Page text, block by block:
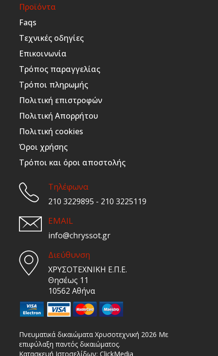
Προϊόντα
Faqs
Τεχνικές οδηγίες
Επικοινωνία
Τρόπος παραγγελίας
Τρόποι πληρωμής
Πολιτική επιστροφών
Πολιτική Απορρήτου
Πολιτική cookies
Όροι χρήσης
Τρόποι και όροι αποστολής
Τηλέφωνα
210 3229895 - 210 3225119
EMAIL
info@chryssot.gr
Διεύθυνση
ΧΡΥΣΟΤΕΧΝΙΚΗ Ε.Π.Ε.
Θησέως 11
10562 Αθήνα
Πνευματικά δικαιώματα Χρυσοτεχνική 2026 Με
επιφύλαξη παντός δικαιώματος.
Κατασκευή Ιστοσελίδων: ClickMedia